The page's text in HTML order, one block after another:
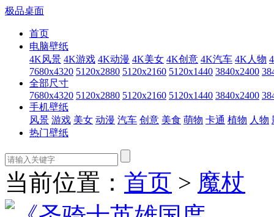
极品桌面
首页
电脑壁纸
4K风景 4K游戏 4K动漫 4K美女 4K创意 4K汽车 4K人物
7680x4320 5120x2880 5120x2160 5120x1440 3840x2400
全部尺寸
7680x4320 5120x2880 5120x2160 5120x1440 3840x2400
手机壁纸
风景 游戏 美女 动漫 汽车 创意 美食 萌物 卡通 植物 人物
热门壁纸
当前位置： 首页 > 魔杖